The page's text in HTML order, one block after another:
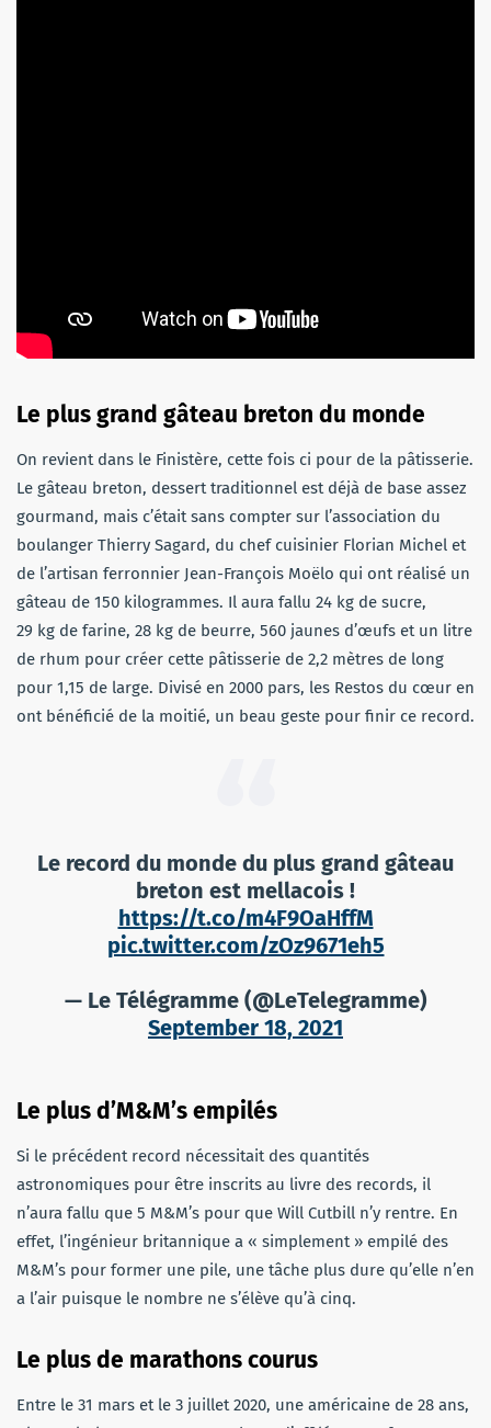
Le plus grand gâteau breton du monde
On revient dans le Finistère, cette fois ci pour de la pâtisserie.
Le gâteau breton, dessert traditionnel est déjà de base assez
gourmand, mais c’était sans compter sur l’association du
boulanger Thierry Sagard, du chef cuisinier Florian Michel et
de l’artisan ferronnier Jean-François Moëlo qui ont réalisé un
gâteau de 150 kilogrammes. Il aura fallu 24 kg de sucre,
29 kg de farine, 28 kg de beurre, 560 jaunes d’œufs et un litre
de rhum pour créer cette pâtisserie de 2,2 mètres de long
pour 1,15 de large. Divisé en 2000 pars, les Restos du cœur en
ont bénéficié de la moitié, un beau geste pour finir ce record.
Le record du monde du plus grand gâteau
breton est mellacois !
https://t.co/m4F9OaHffM
pic.twitter.com/zOz9671eh5
— Le Télégramme (@LeTelegramme)
September 18, 2021
Le plus d’M&M’s empilés
Si le précédent record nécessitait des quantités
astronomiques pour être inscrits au livre des records, il
n’aura fallu que 5 M&M’s pour que Will Cutbill n’y rentre. En
effet, l’ingénieur britannique a « simplement » empilé des
M&M’s pour former une pile, une tâche plus dure qu’elle n’en
a l’air puisque le nombre ne s’élève qu’à cinq.
Le plus de marathons courus
Entre le 31 mars et le 3 juillet 2020, une américaine de 28 ans,